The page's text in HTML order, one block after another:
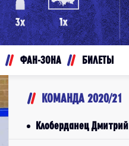
ФАН-ЗОНА БИЛЕТЫ
КОМАНДА 2020/21
Клоберданец Дмитрий